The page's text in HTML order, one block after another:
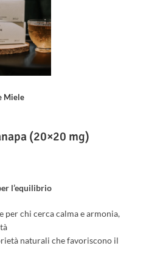
Miele
(20×20 mg)
l’equilibrio
per chi cerca calma e armonia,
naturali che favoriscono il